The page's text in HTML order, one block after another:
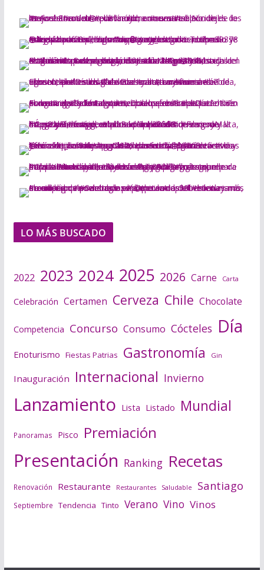
LO MÁS BUSCADO
2022 2023 2024 2025 2026 Carne Carta
Celebración Certamen Cerveza Chile Chocolate
Competencia Concurso Consumo Cócteles Día
Enoturismo Fiestas Patrias Gastronomía Gin
Inauguración Internacional Invierno
Lanzamiento Lista Listado Mundial
Panoramas Pisco Premiación
Presentación Ranking Recetas
Renovación Restaurante Restaurantes Saludable Santiago
Septiembre Tendencia Tinto Verano Vino Vinos